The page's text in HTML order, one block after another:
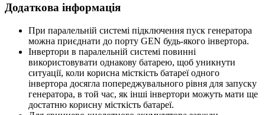
Додаткова інформація
При паралельній системі підключення пуск генератора
можна приєднати до порту GEN будь-якого інвертора.
Інвертори в паралельній системі повинні
використовувати однакову батарею, щоб уникнути
ситуації, коли корисна місткість батареї одного
інвертора досягла попереджувального рівня для запуску
генератора, в той час, як інші інвертори можуть мати ще
достатню корисну місткість батареї.